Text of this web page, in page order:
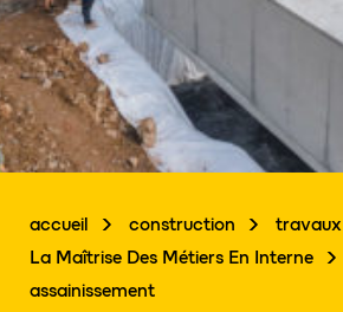
accueil construction
travaux
La Maîtrise Des Métiers En Interne
assainissement